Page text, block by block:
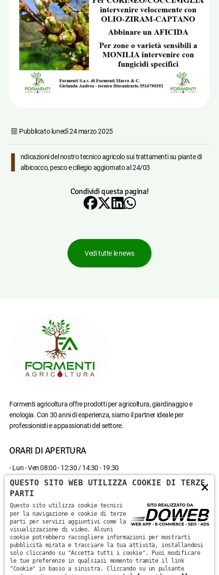
Pubblicato lunedì 24 marzo 2025
I
ndicazioni del nostro tecnico agricolo sui trattamenti su piante di
albicocco, pesco e ciliegio aggiornato al 24/03
Condividi questa pagina!
Vedi tutte le news
Formenti agricoltura offre prodotti per agricoltura, giardinaggio e
enologia. Con 30 anni di esperienza, siamo il partner ideale per
professionisti e appassionati del settore.
ORARI DI APERTURA
- Lun - Ven 08:00 - 12:30 / 14:30 - 19:30
- Sab 08:00 - 12:30
- Domenica chiuso
CONTATTACI
Via Monte Santa Viola, 13 - 37142 - Marzana, Verona
+39 045 870 0582
×
QUESTO SITO WEB UTILIZZA COOKIE DI TERZE
PARTI
Questo sito utilizza cookie tecnici
per la navigazione e cookie di terze
parti per servizi aggiuntivi come la
visualizzazione di video. Alcuni
cookie potrebbero raccogliere informazioni per mostrarti
pubblicità mirata e tracciare la tua attività, installandosi
solo cliccando su "Accetta tutti i cookie". Puoi modificare
le tue preferenze in qualsiasi momento tramite il link
"Cookie" in basso a sinistra. Cliccando su un pulsante